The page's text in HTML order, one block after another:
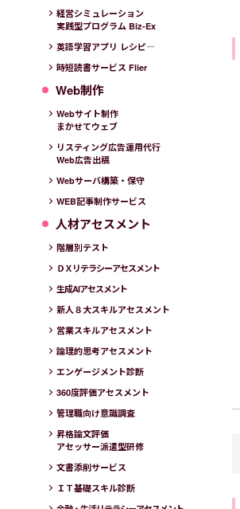
経営シミュレーション
実践型プログラム Biz-Ex
英語学習アプリ レシピ―
時短読書サービス Flier
Web制作
Webサイト制作
まかせてウェブ
リスティング広告運用代行
Web広告出稿
Webサーバ構築・保守
WEB記事制作サービス
人材アセスメント
階層別テスト
ＤＸリテラシーアセスメント
生成AIアセスメント
新人８大スキルアセスメント
営業スキルアセスメント
論理的思考アセスメント
エンゲージメント診断
360度評価アセスメント
管理職向け意識調査
昇格論文評価
アセッサー派遣型研修
文書添削サービス
ＩＴ基礎スキル診断